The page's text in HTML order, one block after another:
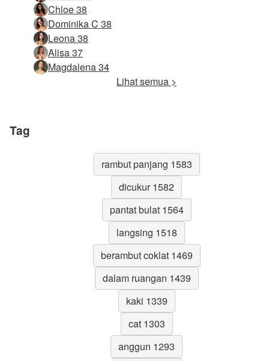
Chloe 38
Dominika C 38
Leona 38
Alisa 37
Magdalena 34
Lihat semua >
Tag
rambut panjang 1583
dicukur 1582
pantat bulat 1564
langsing 1518
berambut coklat 1469
dalam ruangan 1439
kaki 1339
cat 1303
anggun 1293